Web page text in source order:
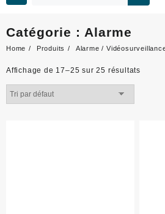
Catégorie : Alarme
Home Produits Alarme /
Affichage de 17–25 sur 25 résultats